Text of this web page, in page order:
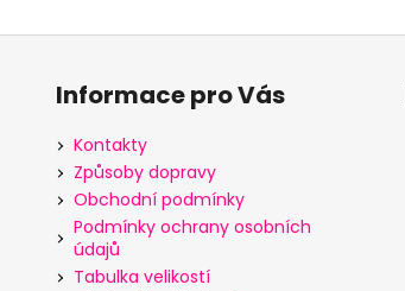
Informace pro Vás
Kontakty
Způsoby dopravy
Obchodní podmínky
Podmínky ochrany osobních
údajů
Tabulka velikostí